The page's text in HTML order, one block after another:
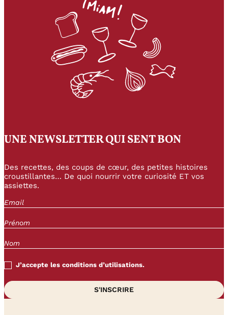
UNE NEWSLETTER QUI SENT BON
Des recettes, des coups de cœur, des petites histoires
croustillantes… De quoi nourrir votre curiosité ET vos
assiettes.
J’accepte les conditions d’utilisations.